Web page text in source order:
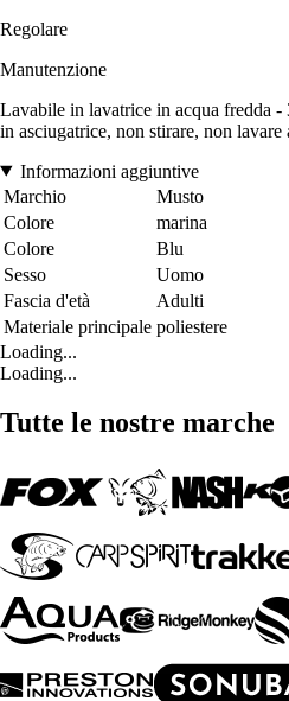
Regolare
Manutenzione
Lavabile in lavatrice in acqua fredda -
in asciugatrice, non stirare, non lavare
Informazioni aggiuntive
Marchio
Musto
Colore
marina
Colore
Blu
Sesso
Uomo
Fascia d'età
Adulti
Materiale principale poliestere
Loading...
Loading...
Tutte le nostre marche